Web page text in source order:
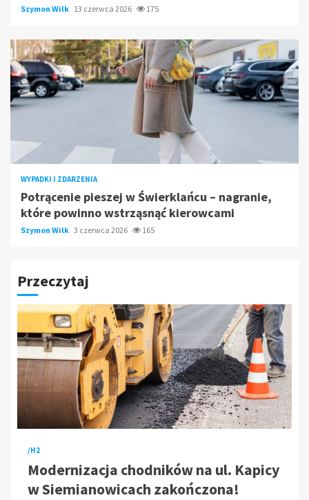
Szymon Wilk 13 czerwca 2026 175
WYPADKI I ZDARZENIA
Potrącenie pieszej w Świerklańcu – nagranie,
które powinno wstrząsnąć kierowcami
Szymon Wilk 3 czerwca 2026 165
Przeczytaj
/H2
Modernizacja chodników na ul. Kapicy
w Siemianowicach zakończona!